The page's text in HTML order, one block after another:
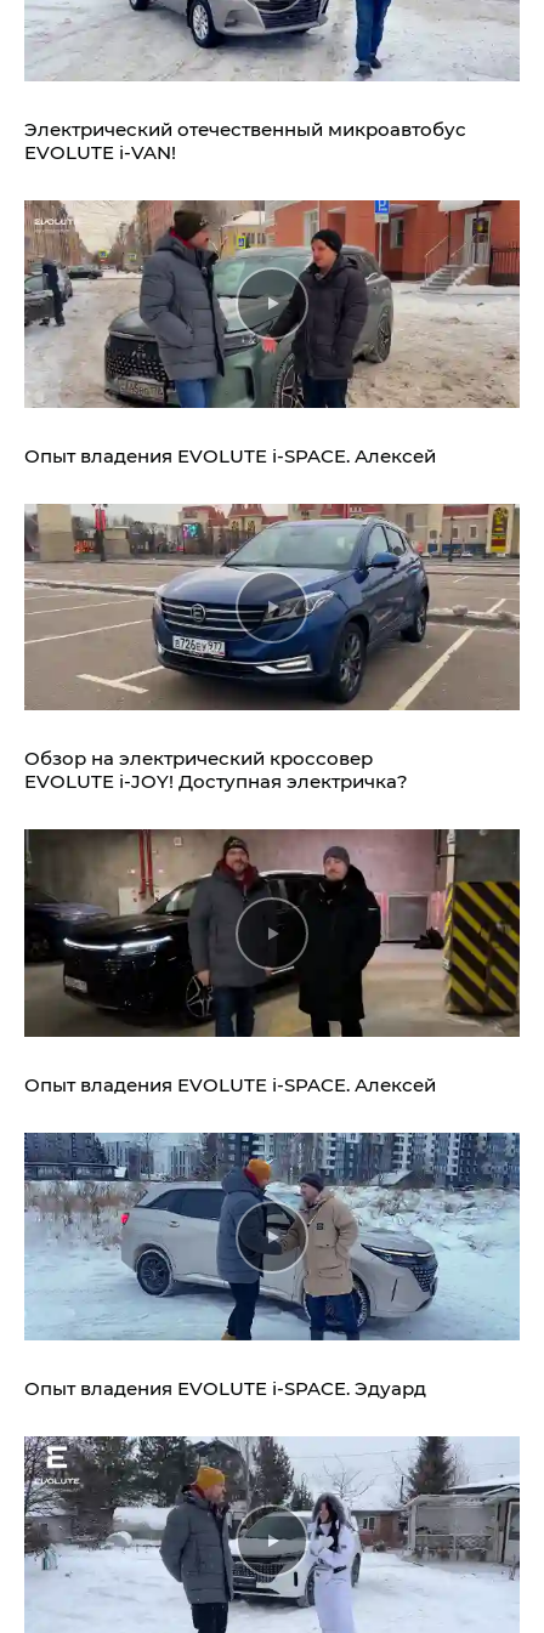
Электрический отечественный микроавтобус
EVOLUTE i‑VAN!
Опыт владения EVOLUTE i‑SPACE. Алексей
Обзор на электрический кроссовер
EVOLUTE i‑JOY! Доступная электричка?
Опыт владения EVOLUTE i‑SPACE. Алексей
Опыт владения EVOLUTE i‑SPACE. Эдуард